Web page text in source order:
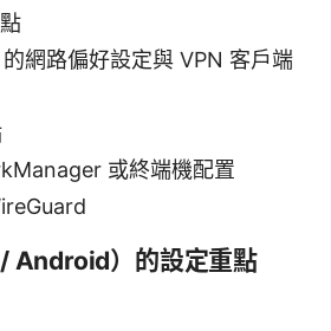
網路偏好設定與 VPN 客戶端
或終端機配置
Android）的設定重點